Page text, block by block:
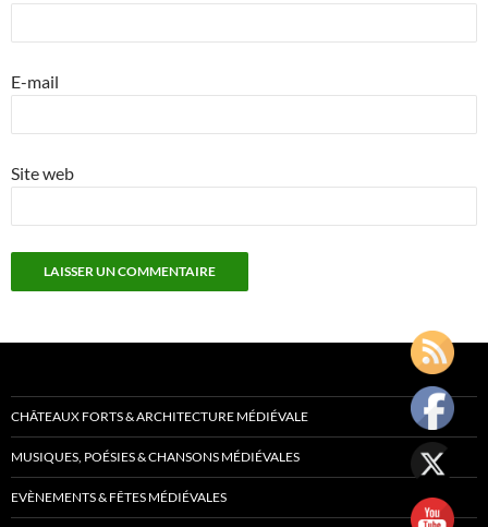
E-mail
Site web
CHÂTEAUX FORTS & ARCHITECTURE MÉDIÉVALE
MUSIQUES, POÉSIES & CHANSONS MÉDIÉVALES
EVÈNEMENTS & FÊTES MÉDIÉVALES